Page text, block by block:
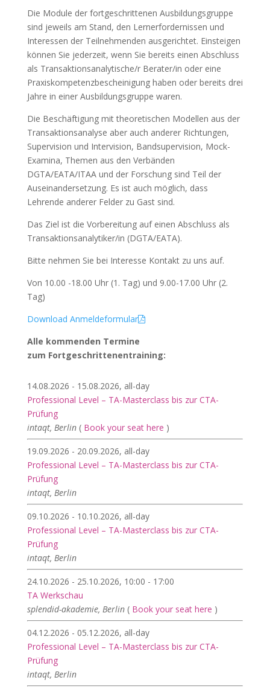
Die Module der fortgeschrittenen Ausbildungsgruppe
sind jeweils am Stand, den Lernerfordernissen und
Interessen der Teilnehmenden ausgerichtet. Einsteigen
können Sie jederzeit, wenn Sie bereits einen Abschluss
als Transaktionsanalytische/r Berater/in oder eine
Praxiskompetenzbescheinigung haben oder bereits drei
Jahre in einer Ausbildungsgruppe waren.
Die Beschäftigung mit theoretischen Modellen aus der
Transaktionsanalyse aber auch anderer Richtungen,
Supervision und Intervision, Bandsupervision, Mock-
Examina, Themen aus den Verbänden
DGTA/EATA/ITAA und der Forschung sind Teil der
Auseinandersetzung. Es ist auch möglich, dass
Lehrende anderer Felder zu Gast sind.
Das Ziel ist die Vorbereitung auf einen Abschluss als
Transaktionsanalytiker/in (DGTA/EATA).
Bitte nehmen Sie bei Interesse Kontakt zu uns auf.
Von 10.00 -18.00 Uhr (1. Tag) und 9.00-17.00 Uhr (2.
Tag)
Download Anmeldeformular
Alle kommenden Termine
zum Fortgeschrittenentraining:
14.08.2026 - 15.08.2026, all-day
Professional Level – TA-Masterclass bis zur CTA-
Prüfung
intaqt, Berlin ( Book your seat here )
19.09.2026 - 20.09.2026, all-day
Professional Level – TA-Masterclass bis zur CTA-
Prüfung
intaqt, Berlin
09.10.2026 - 10.10.2026, all-day
Professional Level – TA-Masterclass bis zur CTA-
Prüfung
intaqt, Berlin
24.10.2026 - 25.10.2026, 10:00 - 17:00
TA Werkschau
splendid-akademie, Berlin ( Book your seat here )
04.12.2026 - 05.12.2026, all-day
Professional Level – TA-Masterclass bis zur CTA-
Prüfung
intaqt, Berlin